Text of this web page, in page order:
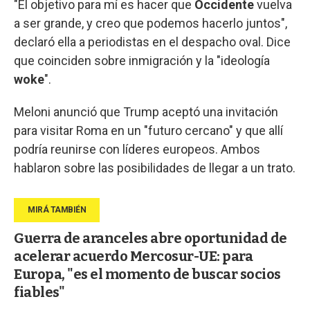
"El objetivo para mí es hacer que Occidentevuelva
a ser grande, y creo que podemos hacerlo juntos",
declaró ella a periodistas en el despacho oval. Dice
que coinciden sobre inmigración y la "ideología
woke".
Meloni anunció que Trump aceptó una invitación
para visitar Roma en un "futuro cercano" y que allí
podría reunirse con líderes europeos. Ambos
hablaron sobre las posibilidades de llegar a un trato.
Guerra de aranceles abre oportunidad de
acelerar acuerdo Mercosur-UE: para
Europa, "es el momento de buscar socios
fiables"